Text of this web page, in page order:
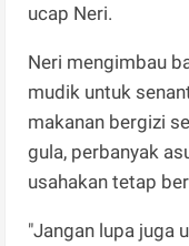
ucap Neri.
Neri mengimbau
mudik untuk
makanan bergizi
gula, perbanyak
usahakan tetap
"Jangan lupa juga